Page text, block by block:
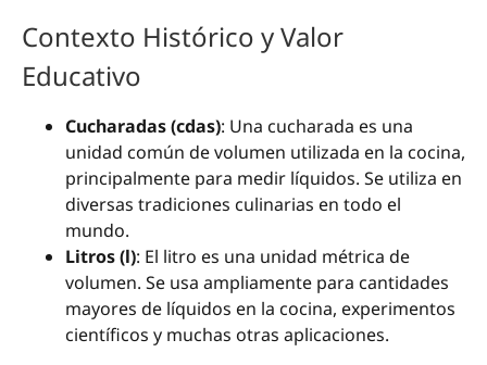
Contexto Histórico y Valor
Educativo
Cucharadas (cdas): Una cucharada es una
unidad común de volumen utilizada en la cocina,
principalmente para medir líquidos. Se utiliza en
diversas tradiciones culinarias en todo el
mundo.
Litros (l): El litro es una unidad métrica de
volumen. Se usa ampliamente para cantidades
mayores de líquidos en la cocina, experimentos
científicos y muchas otras aplicaciones.